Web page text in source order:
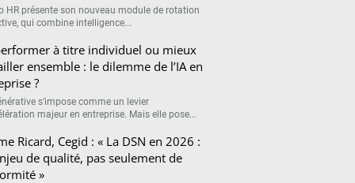
HR présente son nouveau module de rotation
qui combine intelligence...
à titre individuel ou mieux
ensemble : le dilemme de l’IA en
?
s’impose comme un levier
majeur en entreprise. Mais elle pose...
Ricard, Cegid : « La DSN en 2026 :
de qualité, pas seulement de
»